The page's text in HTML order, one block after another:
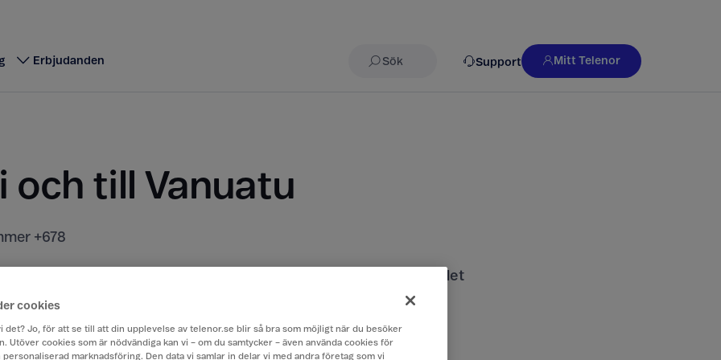
Erbjudanden
Sök Support Mitt Telenor
och till Vanuatu
+678
kostar att ringa, sms:a och surfa när du är utomlands och vad det
Sverige till ett annat land.
cookies
det? Jo, för att se till att din upplevelse av telenor.se blir så bra som möjligt när du besöker
Utöver cookies som är nödvändiga kan vi – om du samtycker – även använda cookies för
personaliserad marknadsföring. Den data vi samlar in delar vi med andra företag som vi